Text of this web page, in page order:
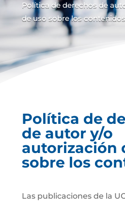
Política de derechos de
de uso sobre los contenidos
Política de
de autor y/o
autorización
sobre los
Las publicaciones de la